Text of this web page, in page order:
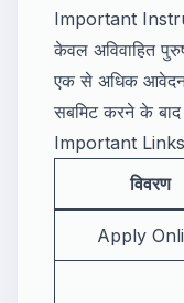
Important
केवल अविवाहित
एक से अधिक आवेदन
सबमिट करने के बाद
Important Links
विवरण
Apply